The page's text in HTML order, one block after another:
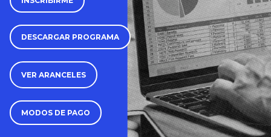
DESCARGAR PROGRAMA
VER ARANCELES
MODOS DE PAGO